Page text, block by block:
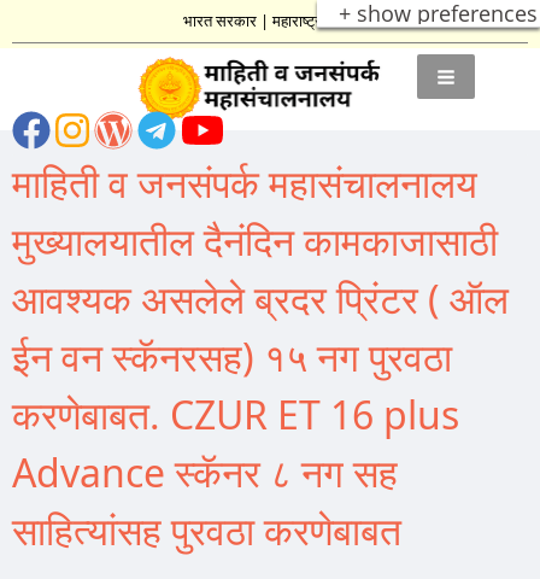
+ show preferences
भारत सरकार|महाराष्ट्र शासन
माहिती व जनसंपर्क महासंचालनालय
मुख्यालयातील दैनंदिन कामकाजासाठी
आवश्यक असलेले ब्रदर प्रिंटर ( ऑल
ईन वन स्कॅनरसह) १५ नग पुरवठा
करणेबाबत. CZUR ET 16 plus
Advance स्कॅनर ८ नग सह
साहित्यांसह पुरवठा करणेबाबत